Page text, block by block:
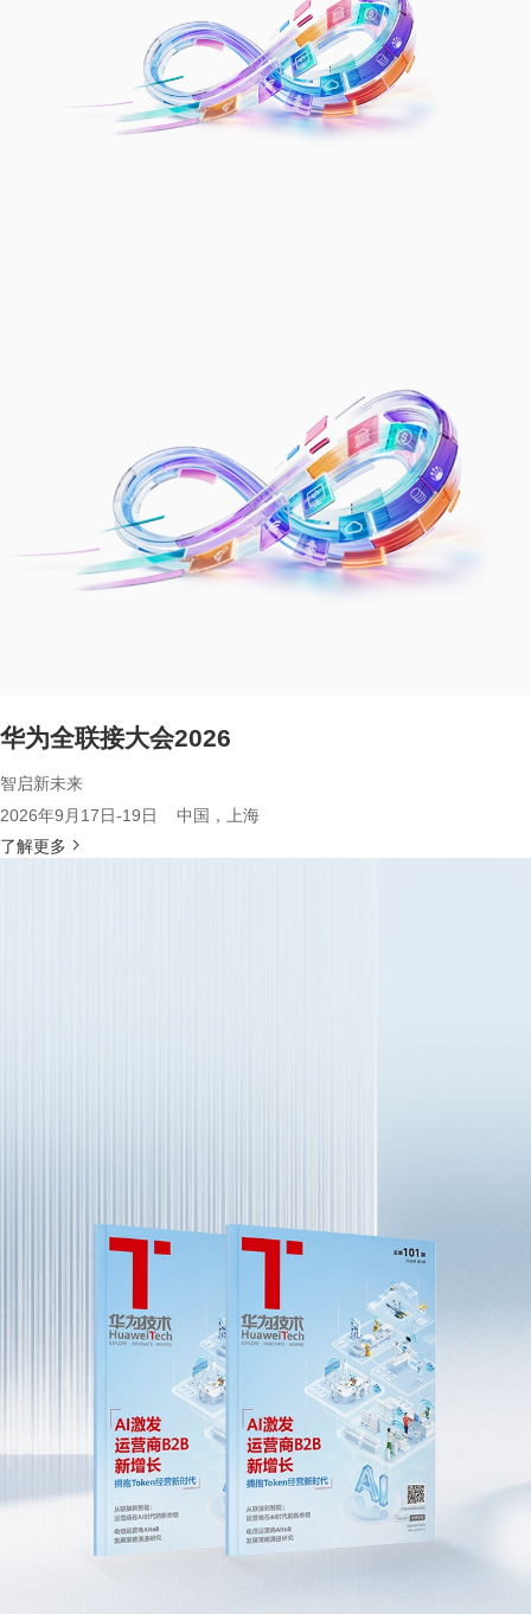
华为全联接大会2026
智启新未来
2026年9月17日-19日 中国，上海
了解更多